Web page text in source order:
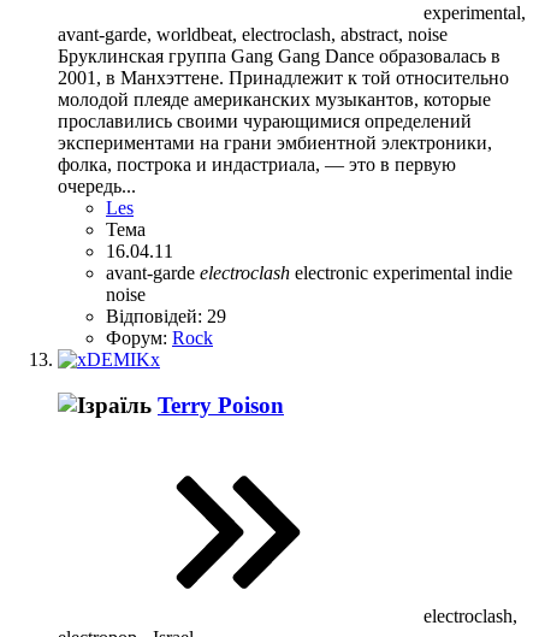
experimental,
avant-garde, worldbeat, electroclash, abstract, noise
Бруклинская группа Gang Gang Dance образовалась в
2001, в Манхэттене. Принадлежит к той относительно
молодой плеяде американских музыкантов, которые
прославились своими чурающимися определений
экспериментами на грани эмбиентной электроники,
фолка, построка и индастриала, — это в первую
очередь...
Les
Тема
16.04.11
avant-garde electroclash electronic experimental indie
noise
Відповідей: 29
Форум: Rock
Terry Poison
electroclash,